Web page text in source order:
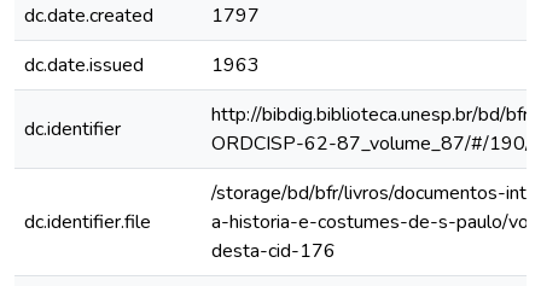
dc.date.created
1797
dc.date.issued
1963
dc.identifier
http://bibdig.biblioteca.unesp.br/bd/
ORDCISP-62-87_volume_87/#/190/
dc.identifier.file
/storage/bd/bfr/livros/documentos-
a-historia-e-costumes-de-s-paulo/
desta-cid-176